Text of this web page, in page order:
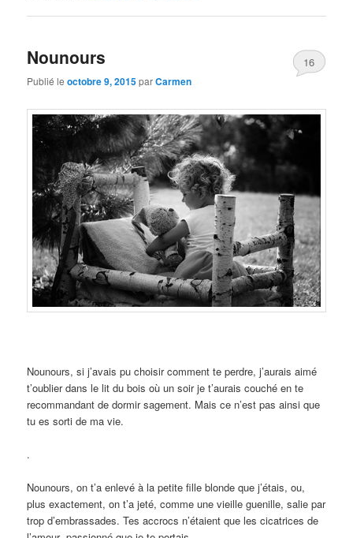
Nounours
Publié leoctobre 9, 2015parCarmen
16
Nounours, si j’avais pu choisir comment te perdre, j’aurais aimé
t’oublier dans le lit du bois où un soir je t’aurais couché en te
recommandant de dormir sagement. Mais ce n’est pas ainsi que
tu es sorti de ma vie.
.
Nounours, on t’a enlevé à la petite fille blonde que j’étais, ou,
plus exactement, on t’a jeté, comme une vieille guenille, salie par
trop d’embrassades. Tes accrocs n’étaient que les cicatrices de